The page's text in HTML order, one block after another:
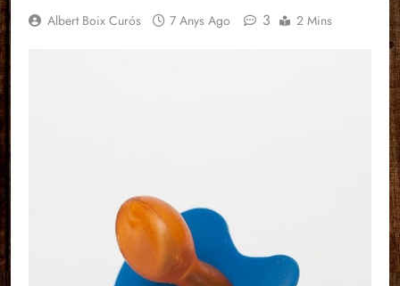
Albert Boix Curós 7 Anys Ago 3 2 Mins